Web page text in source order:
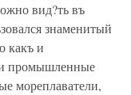
вид?ть въ
знаменитый
какъ и
промышленные
мореплаватели,